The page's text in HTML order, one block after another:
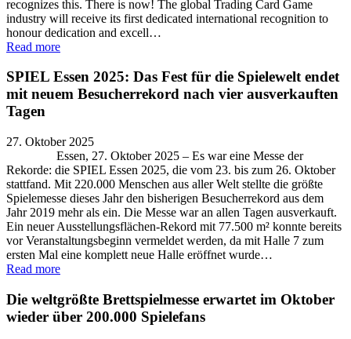
recognizes this. There is now! The global Trading Card Game
industry will receive its first dedicated international recognition to
honour dedication and excell…
Read more
SPIEL Essen 2025: Das Fest für die Spielewelt endet
mit neuem Besucherrekord nach vier ausverkauften
Tagen
27. Oktober 2025
Essen, 27. Oktober 2025 – Es war eine Messe der
Rekorde: die SPIEL Essen 2025, die vom 23. bis zum 26. Oktober
stattfand. Mit 220.000 Menschen aus aller Welt stellte die größte
Spielemesse dieses Jahr den bisherigen Besucherrekord aus dem
Jahr 2019 mehr als ein. Die Messe war an allen Tagen ausverkauft.
Ein neuer Ausstellungsflächen-Rekord mit 77.500 m² konnte bereits
vor Veranstaltungsbeginn vermeldet werden, da mit Halle 7 zum
ersten Mal eine komplett neue Halle eröffnet wurde…
Read more
Die weltgrößte Brettspielmesse erwartet im Oktober
wieder über 200.000 Spielefans